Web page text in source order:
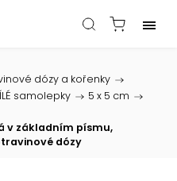
dózy a kořenky /
samolepky / 5 x 5 cm /
v základním písmu,
dózy